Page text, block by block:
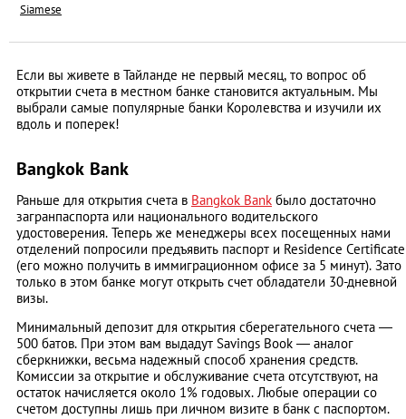
Siamese
Если вы живете в Тайланде не первый месяц, то вопрос об
открытии счета в местном банке становится актуальным. Мы
выбрали самые популярные банки Королевства и изучили их
вдоль и поперек!
Bangkok Bank
Раньше для открытия счета в Bangkok Bank было достаточно
загранпаспорта или национального водительского
удостоверения. Теперь же менеджеры всех посещенных нами
отделений попросили предъявить паспорт и Residence Certificate
(его можно получить в иммиграционном офисе за 5 минут). Зато
только в этом банке могут открыть счет обладатели 30-дневной
визы.
Минимальный депозит для открытия сберегательного счета ―
500 батов. При этом вам выдадут Savings Book ― аналог
сберкнижки, весьма надежный способ хранения средств.
Комиссии за открытие и обслуживание счета отсутствуют, на
остаток начисляется около 1% годовых. Любые операции со
счетом доступны лишь при личном визите в банк с паспортом.